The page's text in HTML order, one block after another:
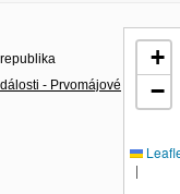
- Prvomájové
+
−
|